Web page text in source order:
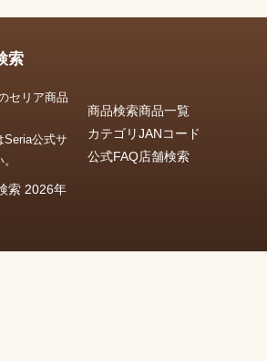
索
セリア商品
Seria公式サ
索 2026年
商品検索商品一覧
カテゴリJANコード
公式FAQ店舗検索